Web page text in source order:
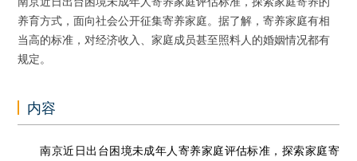
养育方式，面向社会公开征集寄养家庭。据了解，寄养家庭有相
当高的标准，对经济收入、家庭成员甚至照料人的婚姻情况都有
规定。
内容
南京近日出台困境未成年人寄养家庭评估标准，探索家庭寄